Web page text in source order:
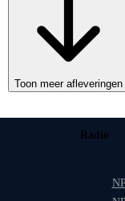
Toon meer afleveringen
Radio